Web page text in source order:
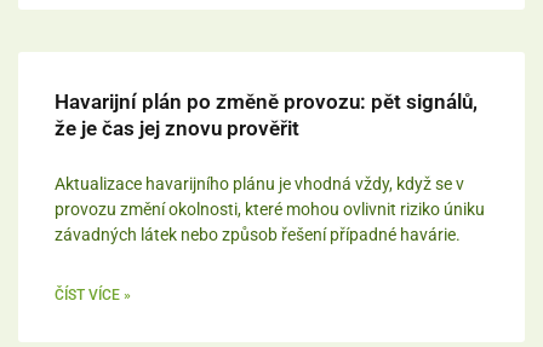
Havarijní plán po změně provozu: pět signálů,
že je čas jej znovu prověřit
Aktualizace havarijního plánu je vhodná vždy, když se v
provozu změní okolnosti, které mohou ovlivnit riziko úniku
závadných látek nebo způsob řešení případné havárie.
ČÍST VÍCE »